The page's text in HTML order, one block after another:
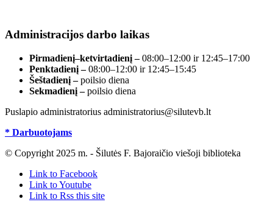
Administracijos darbo laikas
Pirmadienį–ketvirtadienį –08:00–12:00 ir 12:45–17:00
Penktadienį –08:00–12:00 ir 12:45–15:45
Šeštadienį –poilsio diena
Sekmadienį –poilsio diena
Puslapio administratorius administratorius@silutevb.lt
* Darbuotojams
© Copyright 2025 m. - Šilutės F. Bajoraičio viešoji biblioteka
Link to Facebook
Link to Youtube
Link to Rss this site